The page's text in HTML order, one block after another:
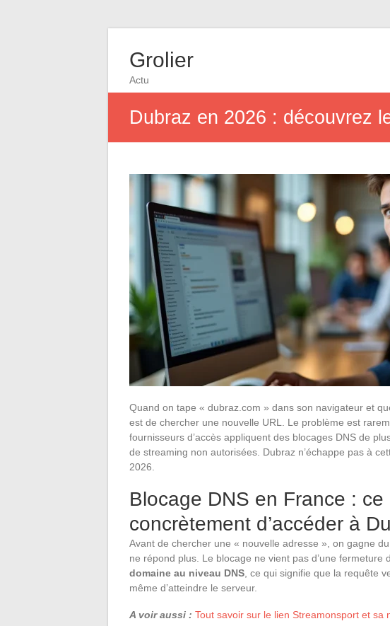
Grolier
Actu
Dubraz en 2026 : découvrez
Quand on tape « dubraz.com » dans son navigateur et
est de chercher une nouvelle URL. Le problème est
fournisseurs d’accès appliquent des blocages DNS de
de streaming non autorisées. Dubraz n’échappe pas à
2026.
Blocage DNS en France :
concrètement d’accéder à
Avant de chercher une « nouvelle adresse », on gagne
ne répond plus. Le blocage ne vient pas d’une fermeture
domaine au niveau DNS , ce qui signifie que la requête
même d’atteindre le serveur.
A voir aussi : Tout savoir sur le lien Streamonsport et sa